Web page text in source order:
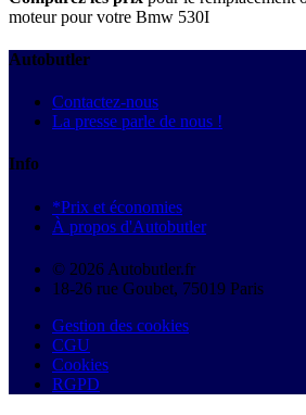
moteur pour votre Bmw 530I
Autobutler
Contactez-nous
La presse parle de nous !
Info
*Prix et économies
À propos d'Autobutler
© 2026 Autobutler.fr
18-26 rue Goubet, 75019 Paris
Gestion des cookies
CGU
Cookies
RGPD